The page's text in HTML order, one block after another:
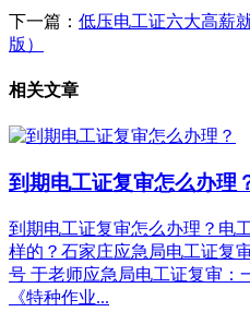
下一篇： 低压电工证六大高薪
版）
相关文章
到期电工证复审怎么办理
到期电工证复审怎么办理？电
样的？石家庄应急局电工证复
号 于老师应急局电工证复审：
《特种作业...